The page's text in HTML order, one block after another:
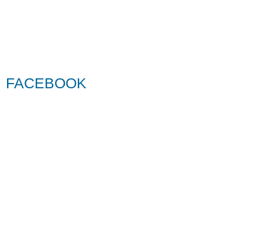
FACEBOOK